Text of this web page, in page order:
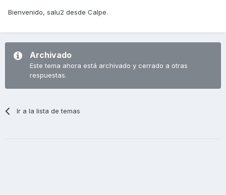
Bienvenido, salu2 desde Calpe.
Archivado
Este tema ahora está archivado y cerrado a otras
respuestas.
Ir a la lista de temas